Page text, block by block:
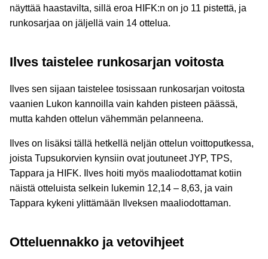
näyttää haastavilta, sillä eroa HIFK:n on jo 11 pistettä, ja
runkosarjaa on jäljellä vain 14 ottelua.
Ilves taistelee runkosarjan voitosta
Ilves sen sijaan taistelee tosissaan runkosarjan voitosta
vaanien Lukon kannoilla vain kahden pisteen päässä,
mutta kahden ottelun vähemmän pelanneena.
Ilves on lisäksi tällä hetkellä neljän ottelun voittoputkessa,
joista Tupsukorvien kynsiin ovat joutuneet JYP, TPS,
Tappara ja HIFK. Ilves hoiti myös maaliodottamat kotiin
näistä otteluista selkein lukemin 12,14 – 8,63, ja vain
Tappara kykeni ylittämään Ilveksen maaliodottaman.
Otteluennakko ja vetovihjeet